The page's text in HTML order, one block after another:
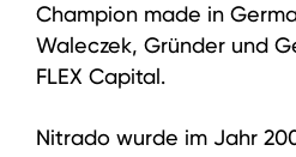
Champion made in
Waleczek, Gründer und
FLEX Capital.
Nitrado wurde im Jahr